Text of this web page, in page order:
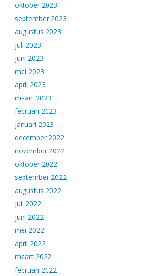
oktober 2023
september 2023
augustus 2023
juli 2023
juni 2023
mei 2023
april 2023
maart 2023
februari 2023
januari 2023
december 2022
november 2022
oktober 2022
september 2022
augustus 2022
juli 2022
juni 2022
mei 2022
april 2022
maart 2022
februari 2022